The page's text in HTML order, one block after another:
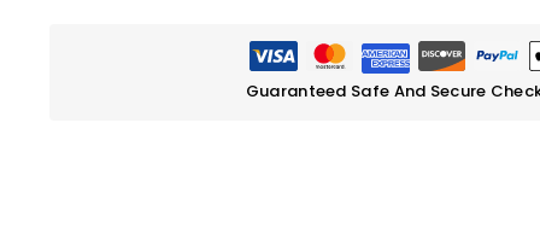
Guaranteed Safe And Secure